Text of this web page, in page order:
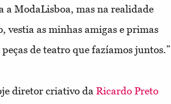
a ModaLisboa, mas na realidade
vestia as minhas amigas e primas
de teatro que fazíamos juntos.”
diretor criativo da Ricardo Preto